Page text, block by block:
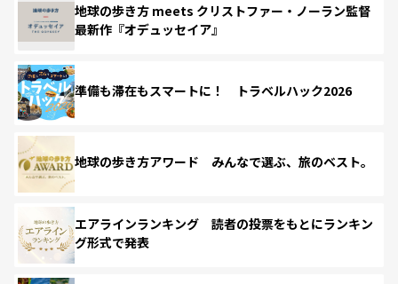
地球の歩き方 meets クリストファー・ノーラン監督
最新作『オデュッセイア』
準備も滞在もスマートに！ トラベルハック2026
地球の歩き方アワード みんなで選ぶ、旅のベスト。
エアラインランキング 読者の投票をもとにランキン
グ形式で発表